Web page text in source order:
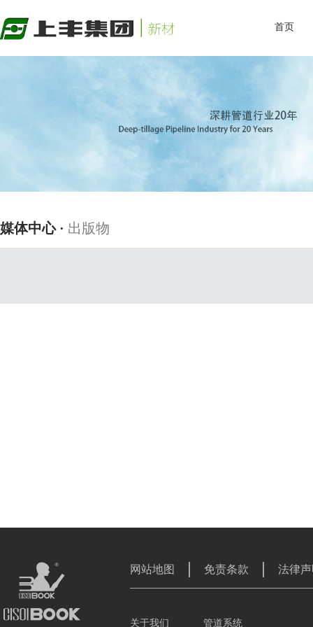
首页
媒体中心 · 出版物
网站地图 免责条款 法律
关于我们 管道系统